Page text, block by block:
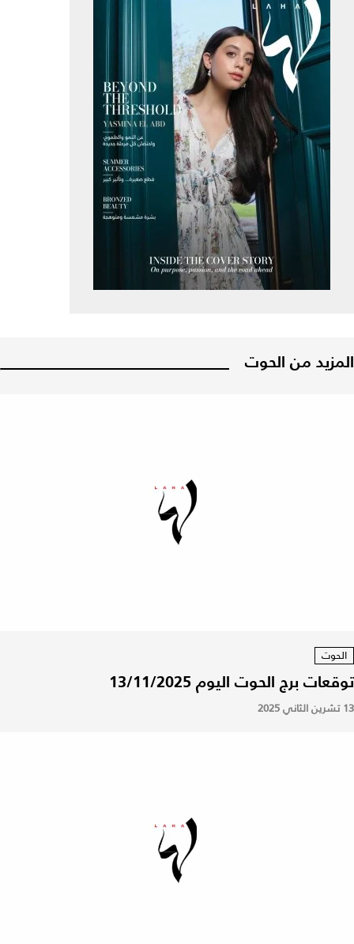
المزيد من الحوت
الحوت
توقعات برج الحوت اليوم 13/11/2025
13 تشرين الثاني 2025